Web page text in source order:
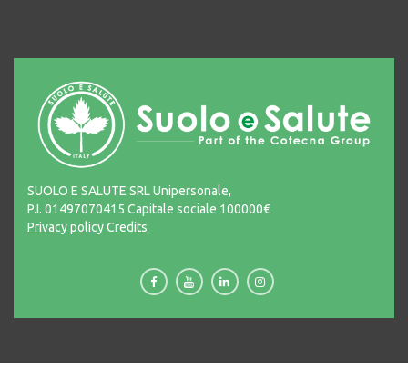
SUOLO E SALUTE SRL Unipersonale,
P.I. 01497070415 Capitale sociale 100000€
Privacy policyCredits